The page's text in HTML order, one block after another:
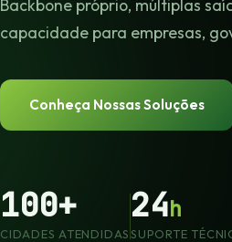
Backbone próprio, múltiplas
capacidade para empresas,
Conheça Nossas Soluções
100+
CIDADES ATENDIDAS
24h
SUPORTE